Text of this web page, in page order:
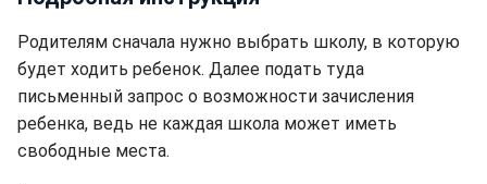
Родителям сначала нужно выбрать школу, в которую
будет ходить ребенок. Далее подать туда
письменный запрос о возможности зачисления
ребенка, ведь не каждая школа может иметь
свободные места.